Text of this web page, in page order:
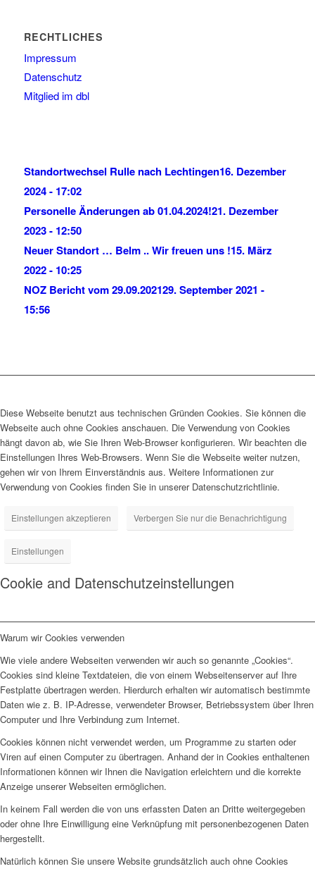
RECHTLICHES
Impressum
Datenschutz
Mitglied im dbl
Standortwechsel Rulle nach Lechtingen16. Dezember
2024 - 17:02
Personelle Änderungen ab 01.04.2024!21. Dezember
2023 - 12:50
Neuer Standort … Belm .. Wir freuen uns !15. März
2022 - 10:25
NOZ Bericht vom 29.09.202129. September 2021 -
15:56
Diese Webseite benutzt aus technischen Gründen Cookies. Sie können die
Webseite auch ohne Cookies anschauen. Die Verwendung von Cookies
hängt davon ab, wie Sie Ihren Web-Browser konfigurieren. Wir beachten die
Einstellungen Ihres Web-Browsers. Wenn Sie die Webseite weiter nutzen,
gehen wir von Ihrem Einverständnis aus. Weitere Informationen zur
Verwendung von Cookies finden Sie in unserer Datenschutzrichtlinie.
Einstellungen akzeptieren Verbergen Sie nur die Benachrichtigung
Einstellungen
Cookie and Datenschutzeinstellungen
Warum wir Cookies verwenden
Wie viele andere Webseiten verwenden wir auch so genannte „Cookies“.
Cookies sind kleine Textdateien, die von einem Webseitenserver auf Ihre
Festplatte übertragen werden. Hierdurch erhalten wir automatisch bestimmte
Daten wie z. B. IP-Adresse, verwendeter Browser, Betriebssystem über Ihren
Computer und Ihre Verbindung zum Internet.
Cookies können nicht verwendet werden, um Programme zu starten oder
Viren auf einen Computer zu übertragen. Anhand der in Cookies enthaltenen
Informationen können wir Ihnen die Navigation erleichtern und die korrekte
Anzeige unserer Webseiten ermöglichen.
In keinem Fall werden die von uns erfassten Daten an Dritte weitergegeben
oder ohne Ihre Einwilligung eine Verknüpfung mit personenbezogenen Daten
hergestellt.
Natürlich können Sie unsere Website grundsätzlich auch ohne Cookies